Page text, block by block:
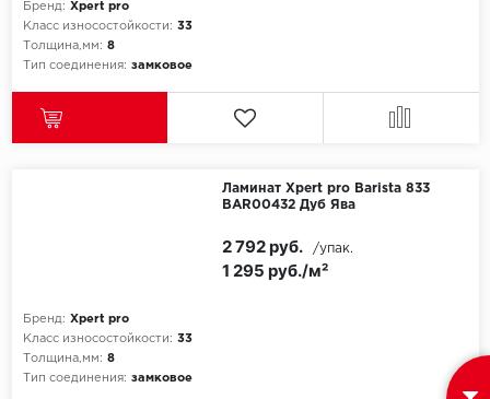
Бренд: Xpert pro
Класс износостойкости: 33
Толщина,мм: 8
Тип соединения: замковое
Ламинат Xpert pro Barista 833
BAR00432 Дуб Ява
Бренд: Xpert pro
Класс износостойкости: 33
Толщина,мм: 8
Тип соединения: замковое
1 295 руб./м²
2 792 руб. /упак.